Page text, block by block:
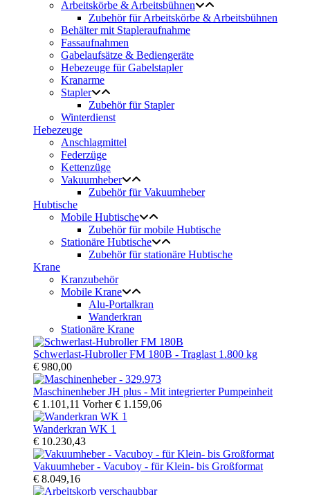
Arbeitskörbe & Arbeitsbühnen
Zubehör für Arbeitskörbe & Arbeitsbühnen
Behälter mit Stapleraufnahme
Fassaufnahmen
Gabelaufsätze & Bediengeräte
Hebezeuge für Gabelstapler
Kranarme
Stapler
Zubehör für Stapler
Winterdienst
Hebezeuge
Anschlagmittel
Federzüge
Kettenzüge
Vakuumheber
Zubehör für Vakuumheber
Hubtische
Mobile Hubtische
Zubehör für mobile Hubtische
Stationäre Hubtische
Zubehör für stationäre Hubtische
Krane
Kranzubehör
Mobile Krane
Alu-Portalkran
Wanderkran
Stationäre Krane
Schwerlast-Hubroller FM 180B - Traglast 1.800 kg
€ 980,00
Maschinenheber JH plus - Mit integrierter Pumpeinheit
€ 1.101,11 Vorher€ 1.159,06
Wanderkran WK 1
€ 10.230,43
Vakuumheber - Vacuboy - für Klein- bis Großformat
€ 8.049,16